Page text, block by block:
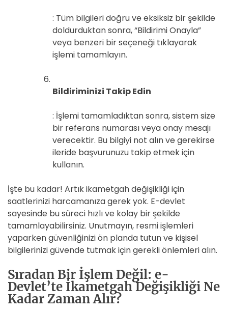
: Tüm bilgileri doğru ve eksiksiz bir şekilde
doldurduktan sonra, “Bildirimi Onayla”
veya benzeri bir seçeneği tıklayarak
işlemi tamamlayın.
Bildiriminizi Takip Edin
: İşlemi tamamladıktan sonra, sistem size
bir referans numarası veya onay mesajı
verecektir. Bu bilgiyi not alın ve gerekirse
ileride başvurunuzu takip etmek için
kullanın.
İşte bu kadar! Artık ikametgah değişikliği için
saatlerinizi harcamanıza gerek yok. E-devlet
sayesinde bu süreci hızlı ve kolay bir şekilde
tamamlayabilirsiniz. Unutmayın, resmi işlemleri
yaparken güvenliğinizi ön planda tutun ve kişisel
bilgilerinizi güvende tutmak için gerekli önlemleri alın.
Sıradan Bir İşlem Değil: e-
Devlet’te İkametgah Değişikliği Ne
Kadar Zaman Alır?